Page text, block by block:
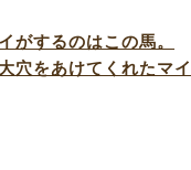
がするのはこの馬。
穴をあけてくれたマ